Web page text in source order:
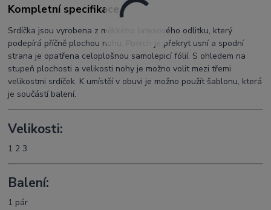
Kompletní specifikace
Srdíčka jsou vyrobena z měkkého latexového odlitku, který
podepírá příčně plochou nohu. Povrch je překryt usní a spodní
strana je opatřena celoplošnou samolepicí fólií. S ohledem na
stupeň plochosti a velikosti nohy je možno volit mezi třemi
velikostmi srdíček. K umístěí v obuvi je možno použít šablonu, která
je součástí balení.
Velikosti:
1 2 3
Balení:
1 pár